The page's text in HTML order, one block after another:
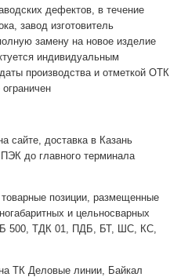
дефектов, в течение
завод изготовитель
замену на новое изделие
индивидуальным
производства и отметкой ОТК
сайте, доставка в Казань
до главного терминала
позиции, размещенные
и цельносварных
500, ТДК 01, ПДБ, БТ, ШС, КС,
ТК Деловые линии, Байкал